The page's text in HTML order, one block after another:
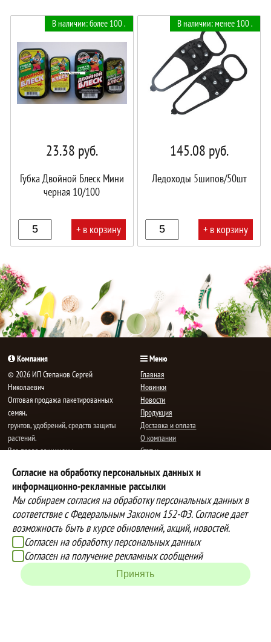
В наличии: более 100 .
23.38 руб.
Губка Двойной Блеск Мини
черная 10/100
+ в корзину
корзине!
В наличии: менее 100 .
145.08 руб.
Ледоходы 5шипов/50шт
+ в корзину
Согласие на обработку персональных данных и
информационно-рекламные рассылки
Мы собираем согласия на обработку персональных данных в
соответствие с Федеральным Законом 152-ФЗ. Согласие дает
возможность быть в курсе обновлений, акций, новостей.
Согласен на обработку персональных данных
Согласен на получение рекламных сообщений
Принять
Компания
© 2026 ИП Степанов Сергей
Николаевич
Oптовая продажа пакетированных
семян,
грунтов, удобрений, средств защиты
растений.
Все права защищены.
E-mail:mail@semenauspeha.ru
Телефон: +7 (8352) 28-80-34
Адрес: г. Чебоксары, пр. Мира 76 А
Меню
Главная
Новинки
Новости
Продукция
Доставка и оплата
О компании
Статьи
Способы оплаты
Вы можете оплатить покупки
наличными при получении товара,
либо выбрать другой способ оплаты
Инструкция по оплате банковской
Доставка
Наша компания осуществляет
бесплатную
доставку до терминалов транспортных
компаний.